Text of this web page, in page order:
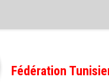
2022/2023
Fédération